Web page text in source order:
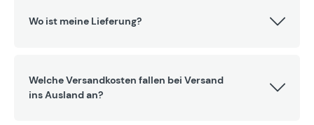
Wo ist meine Lieferung?
Welche Versandkosten fallen bei Versand
ins Ausland an?